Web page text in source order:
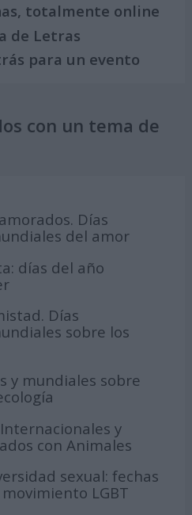
totalmente online
de Letras
para un evento
con un tema de
Días
del amor
días del año
Días
sobre los
y mundiales sobre
y
con Animales
sexual: fechas
LGBT